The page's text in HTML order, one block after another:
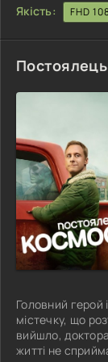
Якість: FHD
Постоялець
Головний герой
містечку, що
вийшло, доктора
житті не